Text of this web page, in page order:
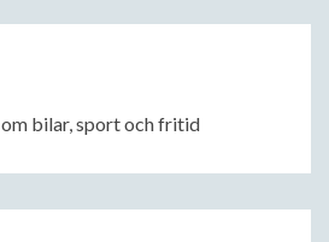
bilar, sport och fritid